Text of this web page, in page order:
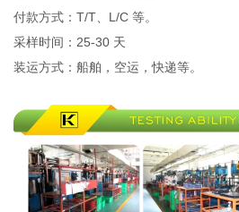
付款方式：T/T、L/C 等。
采样时间：25-30 天
装运方式：船舶，空运，快递等。